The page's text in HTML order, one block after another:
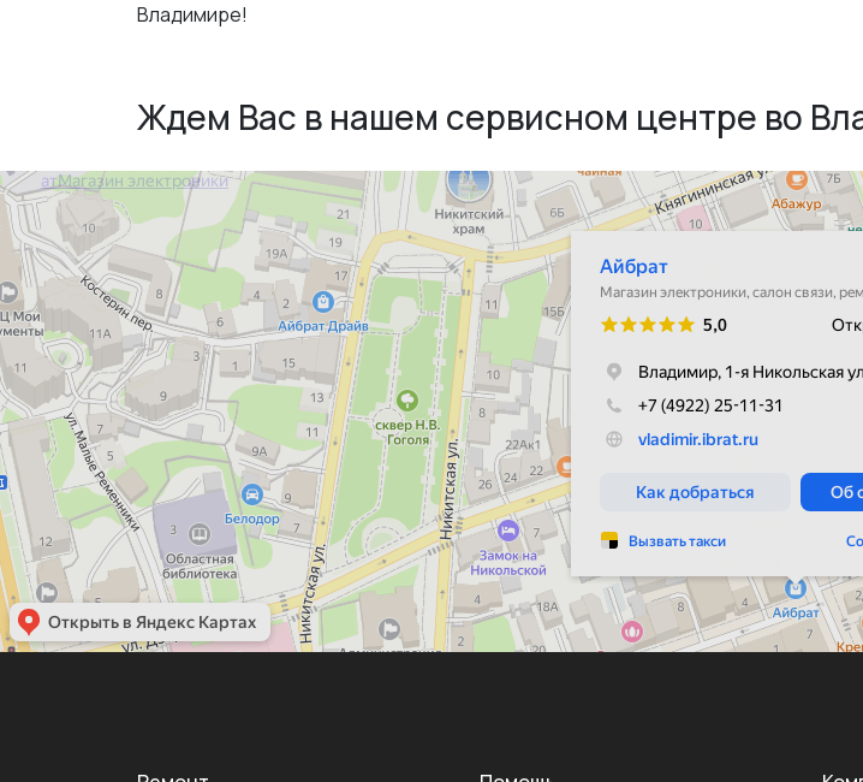
Владимире!
Ждем Вас в нашем сервисном центре во